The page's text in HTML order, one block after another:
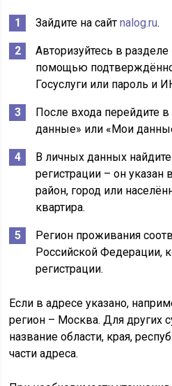
Зайдите на сайтnalog.ru.
Авторизуйтесь в
помощью
Госуслуги или пароль и
После входа перейдите
данные» или «Мои
В личных данных
регистрации – он
район, город или
квартира.
Регион проживания
Российской Федерации,
регистрации.
Если в адресе указано,
регион – Москва. Для других
название области, края,
части адреса.